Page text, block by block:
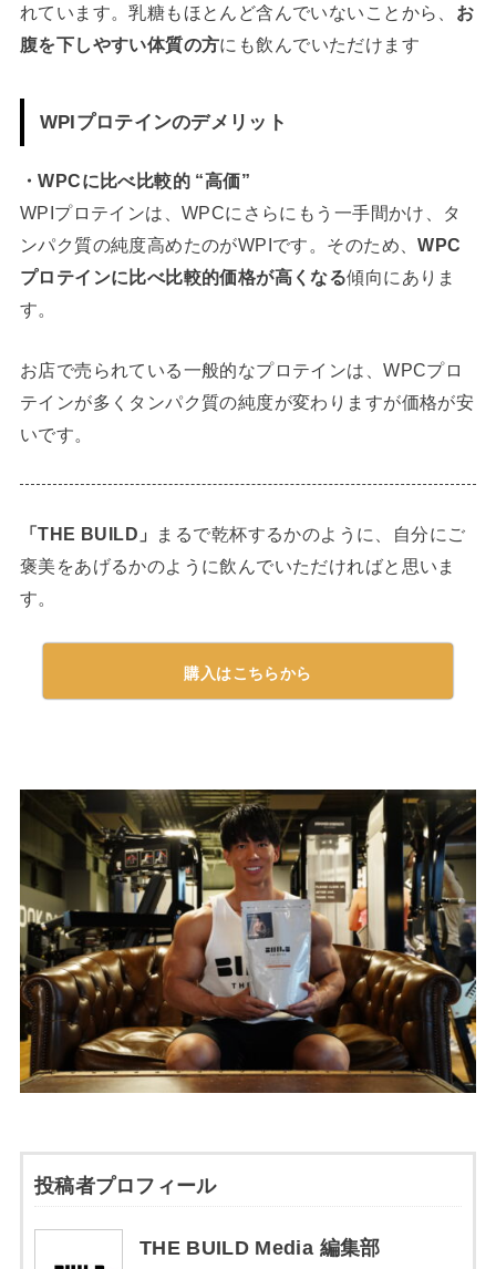
れています。乳糖もほとんど含んでいないことから、 お
腹を下しやすい体質の方にも飲んでいただけます
WPIプロテインのデメリット
・WPCに比べ比較的 “高価”
WPIプロテインは、WPCにさらにもう一手間かけ、タ
ンパク質の純度高めたのがWPIです。そのため、WPC
プロテインに比べ比較的価格が高くなる傾向にありま
す。
お店で売られている一般的なプロテインは、WPCプロ
テインが多くタンパク質の純度が変わりますが価格が安
いです。
「THE BUILD」
まるで乾杯するかのように、自分にご
褒美をあげるかのように飲んでいただければと思いま
す。
購入はこちらから
投稿者プロフィール
THE BUILD Media 編集部